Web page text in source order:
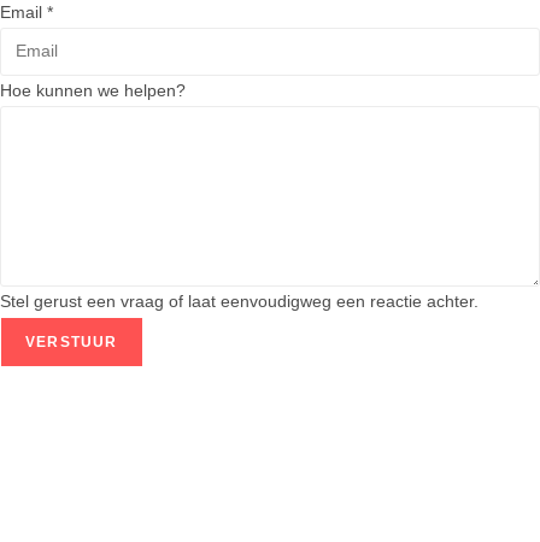
Email *
w
h
Hoe kunnen we helpen?
Stel gerust een vraag of laat eenvoudigweg een reactie achter.
VERSTUUR